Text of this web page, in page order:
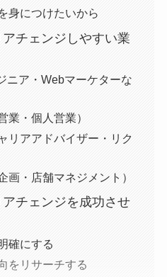
身につけたいから
チェンジしやすい業
ニア・Webマーケターな
業・個人営業）
リアアドバイザー・リク
画・店舗マネジメント）
チェンジを成功させ
確にする
をリサーチする